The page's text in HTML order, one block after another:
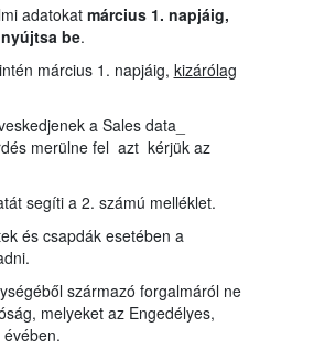
adatokat március 1. napjáig,
be.
március 1. napjáig, kizárólag
a Sales data_
merülne fel azt kérjük az
segíti a 2. számú melléklet.
és csapdák esetében a
származó forgalmáról ne
melyeket az Engedélyes,